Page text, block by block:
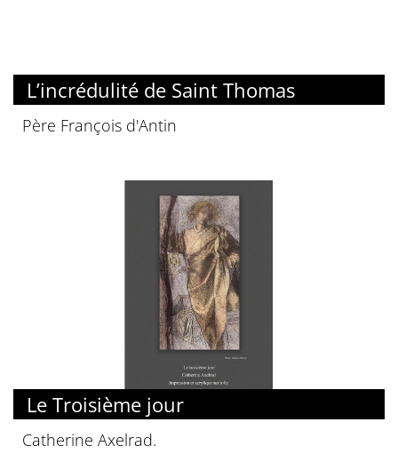
L’incrédulité de Saint Thomas
Père François d'Antin
Le Troisième jour
Catherine Axelrad.